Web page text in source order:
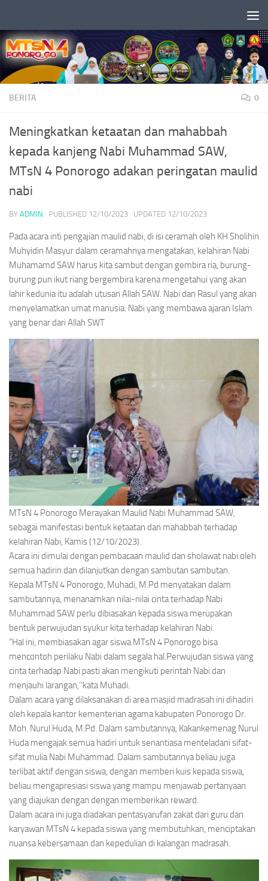
BERITA 0
Meningkatkan ketaatan dan mahabbah
kepada kanjeng Nabi Muhammad SAW,
MTsN 4 Ponorogo adakan peringatan maulid
nabi
BY ADMIN · PUBLISHED 12/10/2023 · UPDATED 12/10/2023
Pada acara inti pengajian maulid nabi, di isi ceramah oleh KH Sholihin
Muhyidin Masyur dalam ceramahnya mengatakan, kelahiran Nabi
Muhamamd SAW harus kita sambut dengan gembira ria, burung-
burung pun ikut riang bergembira karena mengetahui yang akan
lahir kedunia itu adalah utusan Allah SAW. Nabi dan Rasul yang akan
menyelamatkan umat manusia. Nabi yang membawa ajaran Islam
yang benar dari Allah SWT
MTsN 4 Ponorogo Merayakan Maulid Nabi Muhammad SAW,
sebagai manifestasi bentuk ketaatan dan mahabbah terhadap
kelahiran Nabi, Kamis (12/10/2023).
Acara ini dimulai dengan pembacaan maulid dan sholawat nabi oleh
semua hadirin dan dilanjutkan dengan sambutan sambutan.
Kepala MTsN 4 Ponorogo, Muhadi, M.Pd menyatakan dalam
sambutannya, menanamkan nilai-nilai cinta terhadap Nabi
Muhammad SAW perlu dibiasakan kepada siswa merupakan
bentuk perwujudan syukur kita terhadap kelahiran Nabi.
“Hal ini, membiasakan agar siswa MTsN 4 Ponorogo bisa
mencontoh perilaku Nabi dalam segala hal.Perwujudan siswa yang
cinta terhadap Nabi pasti akan mengikuti perintah Nabi dan
menjauhi larangan,’’kata Muhadi.
Dalam acara yang dilaksanakan di area masjid madrasah ini dihadiri
oleh kepala kantor kementerian agama kabupaten Ponorogo Dr.
Moh. Nurul Huda, M.Pd. Dalam sambutannya, Kakankemenag Nurul
Huda mengajak semua hadiri untuk senantiasa menteladani sifat-
sifat mulia Nabi Muhammad. Dalam sambutannya beliau juga
terlibat aktif dengan siswa, dengan memberi kuis kepada siswa,
beliau mengapresiasi siswa yang mampu menjawab pertanyaan
yang diajukan dengan dengan memberikan reward.
Dalam acara ini juga diadakan pentasyarufan zakat dari guru dan
karyawan MTsN 4 kepada siswa yang membutuhkan, menciptakan
nuansa kebersamaan dan kepedulian di kalangan madrasah.